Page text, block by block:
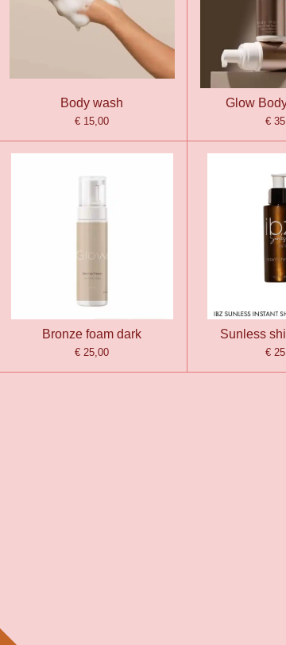
Body wash
€ 15,00
Glow
€
Bronze foam dark
€ 25,00
Sunless
€